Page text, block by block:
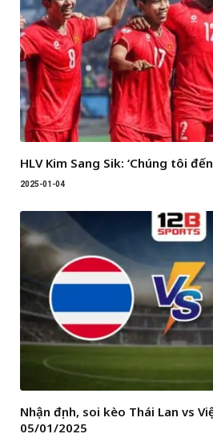
HLV Kim Sang Sik: ‘Chúng tôi
2025-01-04
Nhận định, soi kèo Thái Lan vs
05/01/2025